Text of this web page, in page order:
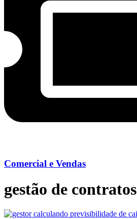
Comercial e Vendas
gestão de contratos